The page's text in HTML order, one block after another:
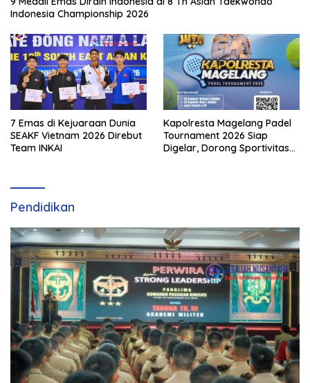
Indonesia Championship 2026
7 Emas di Kejuaraan Dunia
SEAKF Vietnam 2026 Direbut
Team INKAI
Kapolresta Magelang Padel
Tournament 2026 Siap
Digelar, Dorong Sportivitas
Pendidikan